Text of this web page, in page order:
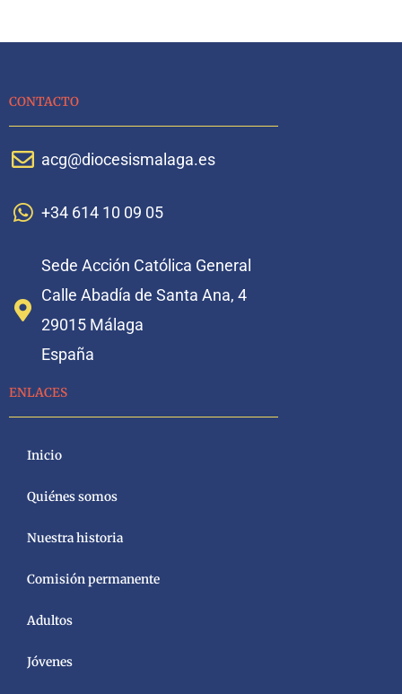
CONTACTO
acg@diocesismalaga.es
+34 614 10 09 05
Sede Acción Católica General
Calle Abadía de Santa Ana, 4
29015 Málaga
España
ENLACES
Inicio
Quiénes somos
Nuestra historia
Comisión permanente
Adultos
Jóvenes